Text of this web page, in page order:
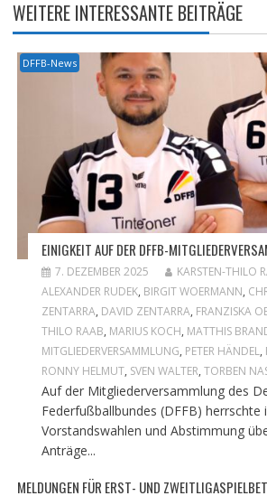
WEITERE INTERESSANTE BEITRÄGE
DFFB-News
EINIGKEIT AUF DER DFFB-
7. DEZEMBER 2025
KARSTEN-THILO
ALEXANDER RUDEK, BIRGIT WOERMANN,
ZENTARRA, DAVID ZENTARRA, FRANZISKA
THILO RAAB, MARIUS KOCH, MATTHIS
MITGLIEDERVERSAMMLUNG, PETER HÄNDEL,
RONNY HELMUT, SVEN WALTER, TORBEN
Auf der Mitgliederversammlung des
Federfußballbundes (DFFB) herrschte
Vorstandswahlen und Abstimmung
Anträge...
MELDUNGEN FÜR ERST- UND